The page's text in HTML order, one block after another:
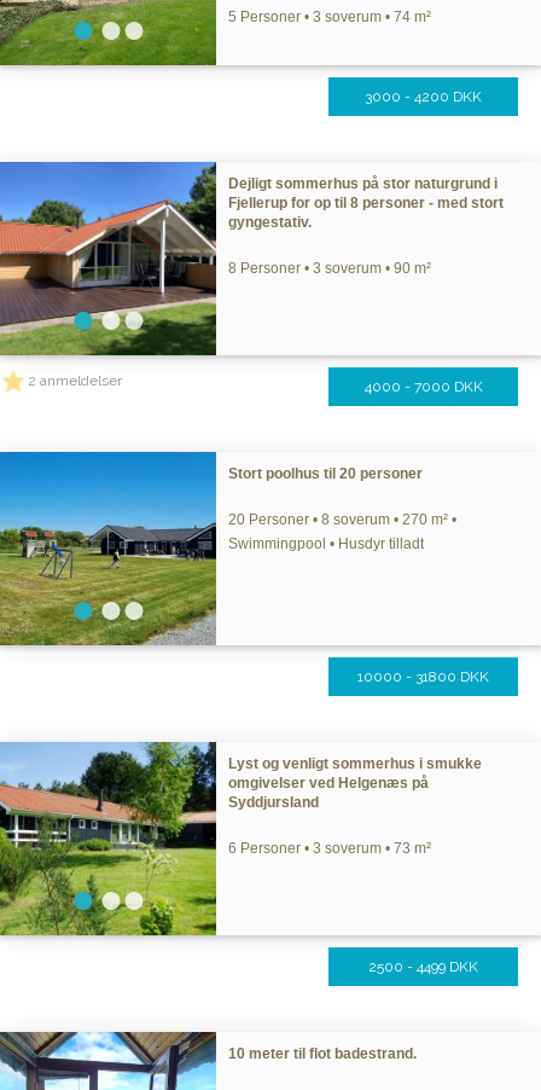
5 Personer • 3 soverum • 74 m²
3000 - 4200 DKK
Dejligt sommerhus på stor naturgrund i
Fjellerup for op til 8 personer - med stort
gyngestativ.
8 Personer • 3 soverum • 90 m²
2 anmeldelser 4000 - 7000 DKK
Stort poolhus til 20 personer
20 Personer • 8 soverum • 270 m² •
Swimmingpool • Husdyr tilladt
10000 - 31800 DKK
Lyst og venligt sommerhus i smukke
omgivelser ved Helgenæs på
Syddjursland
6 Personer • 3 soverum • 73 m²
2500 - 4499 DKK
10 meter til flot badestrand.